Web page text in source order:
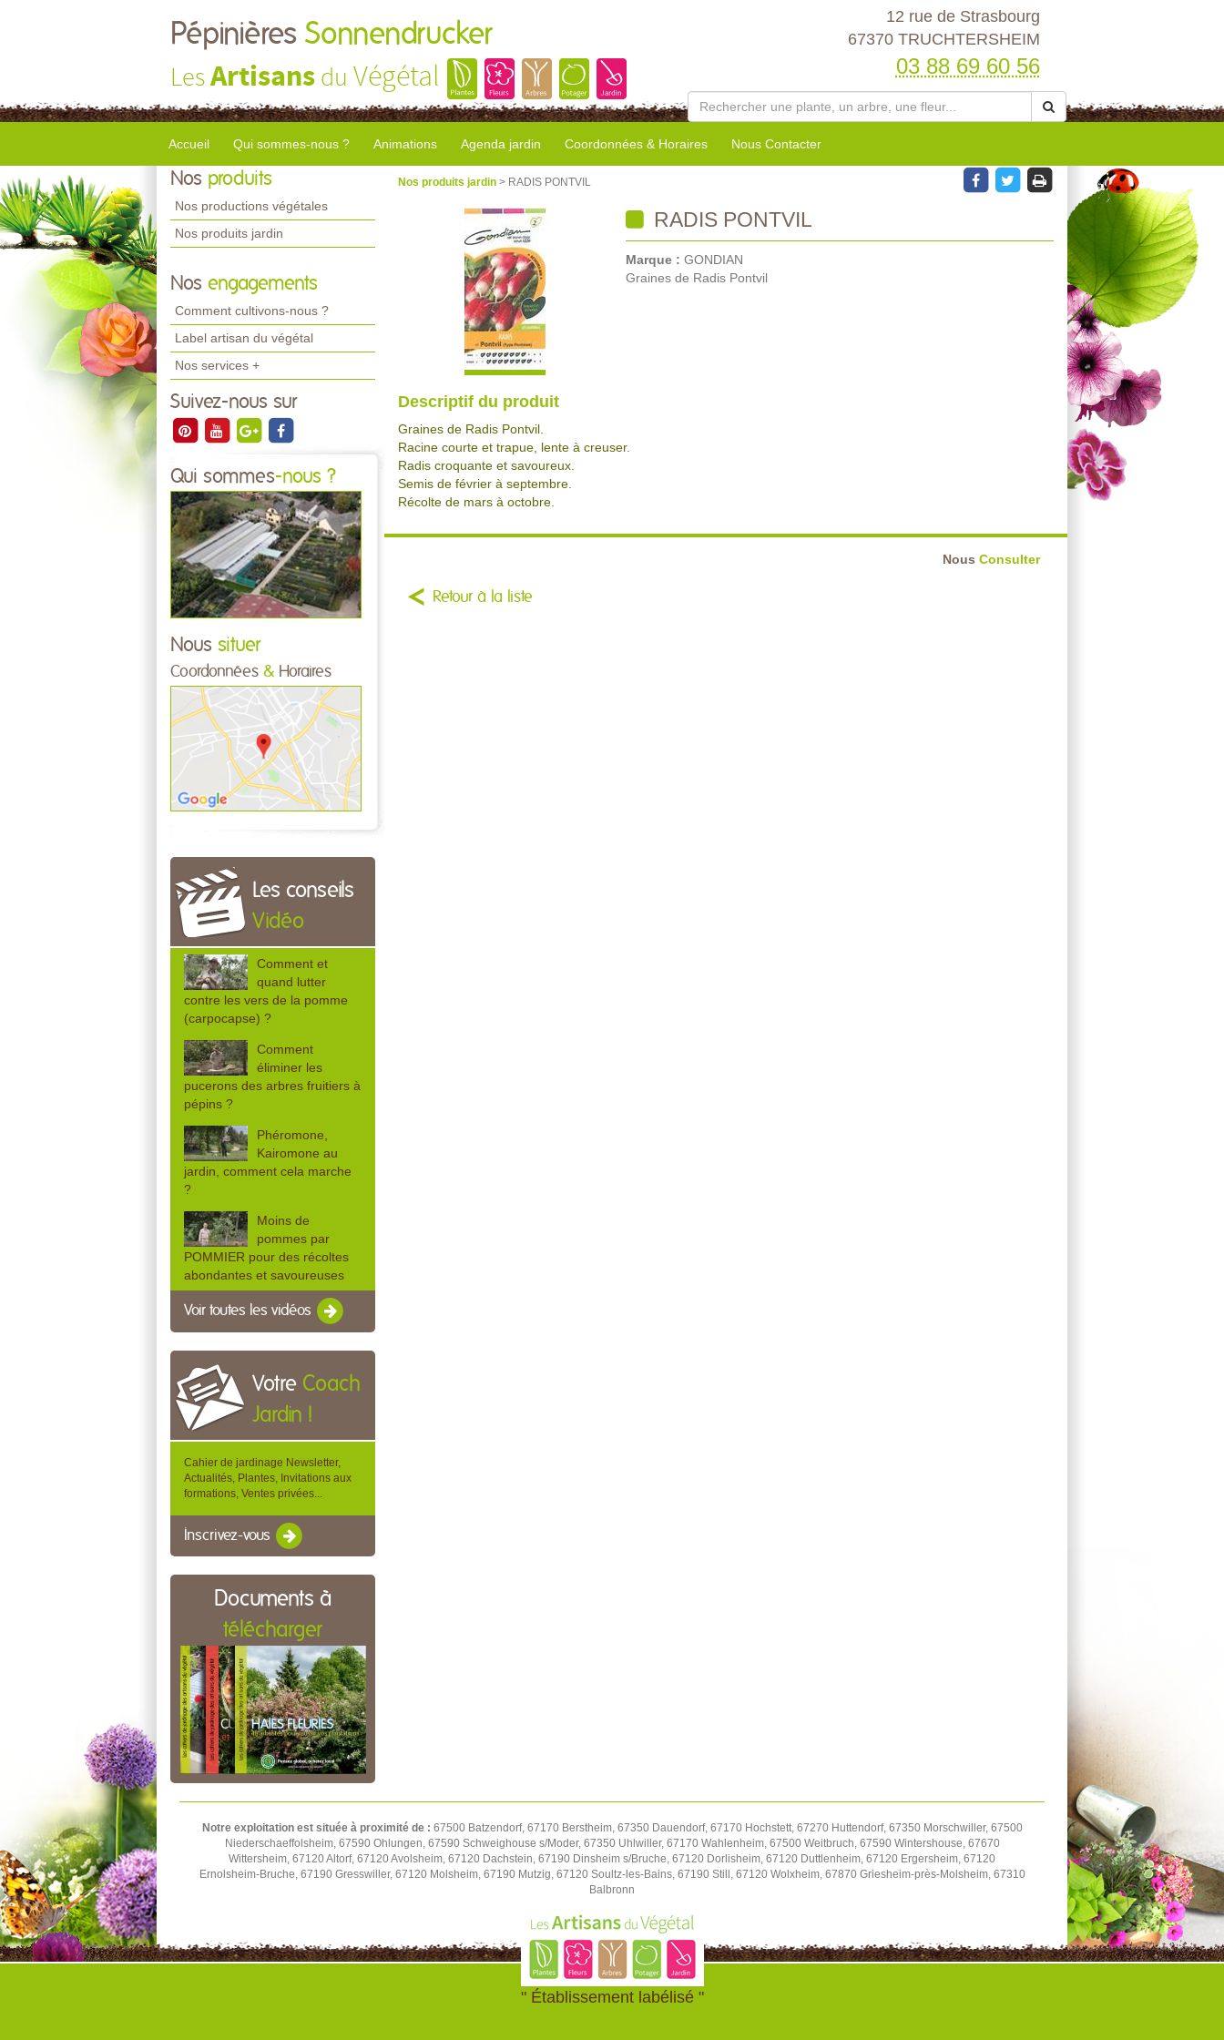
Pépinières Sonnendrucker
LesArtisans du Végétal
12 rue de Strasbourg
67370 TRUCHTERSHEIM
03 88 69 60 56
Accueil Qui sommes-nous ? Animations Agenda jardin Coordonnées & Horaires Nous Contacter
Nos produits
Nos productions végétales
Nos produits jardin
Nos engagements
Comment cultivons-nous ?
Label artisan du végétal
Nos services +
Suivez-nous sur
Qui sommes-nous ?
Nous situer
Coordonnées & Horaires
Les conseils
Vidéo
Comment et
quand lutter
contre les vers de la pomme
(carpocapse) ?
Comment
éliminer les
pucerons des arbres fruitiers à
pépins ?
Phéromone,
Kairomone au
jardin, comment cela marche
?
Moins de
pommes par
POMMIER pour des récoltes
abondantes et savoureuses
Voir toutes les vidéos
Votre Coach
Jardin !
Cahier de jardinage Newsletter,
Actualités, Plantes, Invitations aux
formations, Ventes privées...
Inscrivez-vous
Documents à
télécharger
Nos produits jardin > RADIS PONTVIL
RADIS PONTVIL
Marque : GONDIAN
Graines de Radis Pontvil
Descriptif du produit
Graines de Radis Pontvil.
Racine courte et trapue, lente à creuser.
Radis croquante et savoureux.
Semis de février à septembre.
Récolte de mars à octobre.
Nous Consulter
Retour à la liste
Notre exploitation est située à proximité de : 67500 Batzendorf, 67170 Berstheim, 67350 Dauendorf, 67170 Hochstett, 67270 Huttendorf, 67350 Morschwiller, 67500
Niederschaeffolsheim, 67590 Ohlungen, 67590 Schweighouse s/Moder, 67350 Uhlwiller, 67170 Wahlenheim, 67500 Weitbruch, 67590 Wintershouse, 67670
Wittersheim, 67120 Altorf, 67120 Avolsheim, 67120 Dachstein, 67190 Dinsheim s/Bruche, 67120 Dorlisheim, 67120 Duttlenheim, 67120 Ergersheim, 67120
Ernolsheim-Bruche, 67190 Gresswiller, 67120 Molsheim, 67190 Mutzig, 67120 Soultz-les-Bains, 67190 Still, 67120 Wolxheim, 67870 Griesheim-près-Molsheim, 67310
Balbronn
" Établissement labélisé "